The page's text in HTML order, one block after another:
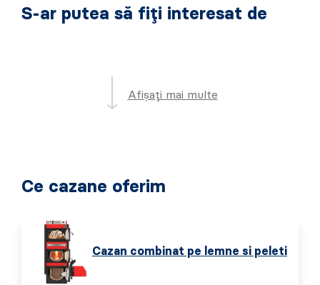
S-ar putea să fiți interesat de
Afișați mai multe
Ce cazane oferim
Cazan combinat pe lemne si peleti